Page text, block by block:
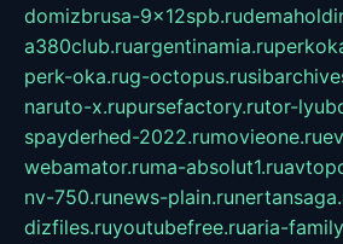
domizbrusa-9x12spb.ru
a380club.ruargentinamia.ru
perk-oka.rug-octopus.ru
naruto-x.rupursefactory.rutor-
spayderhed-2022.rumovieone.ru
webamator.ruma-absolut1.ru
nv-750.runews-plain.ru
dizfiles.ruyoutubefree.ruaria-